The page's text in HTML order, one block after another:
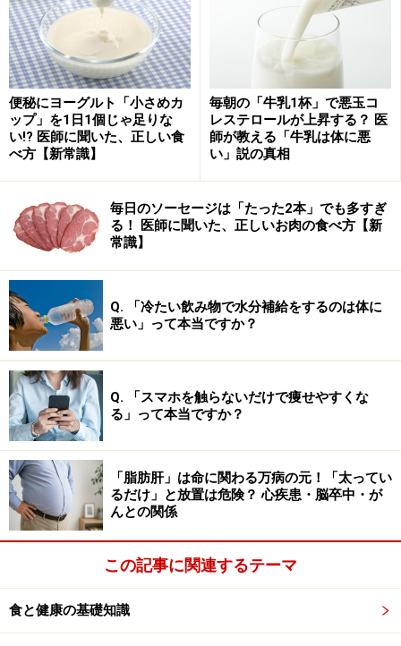
便秘にヨーグルト「小さめカ
ップ」を1日1個じゃ足りな
い!? 医師に聞いた、正しい食
べ方【新常識】
毎朝の「牛乳1杯」で悪玉コ
レステロールが上昇する？ 医
師が教える「牛乳は体に悪
い」説の真相
毎日のソーセージは「たった2本」でも多すぎ
る！ 医師に聞いた、正しいお肉の食べ方【新
常識】
Q. 「冷たい飲み物で水分補給をするのは体に
悪い」って本当ですか？
Q. 「スマホを触らないだけで痩せやすくな
る」って本当ですか？
「脂肪肝」は命に関わる万病の元！「太ってい
るだけ」と放置は危険？ 心疾患・脳卒中・が
んとの関係
この記事に関連するテーマ
食と健康の基礎知識